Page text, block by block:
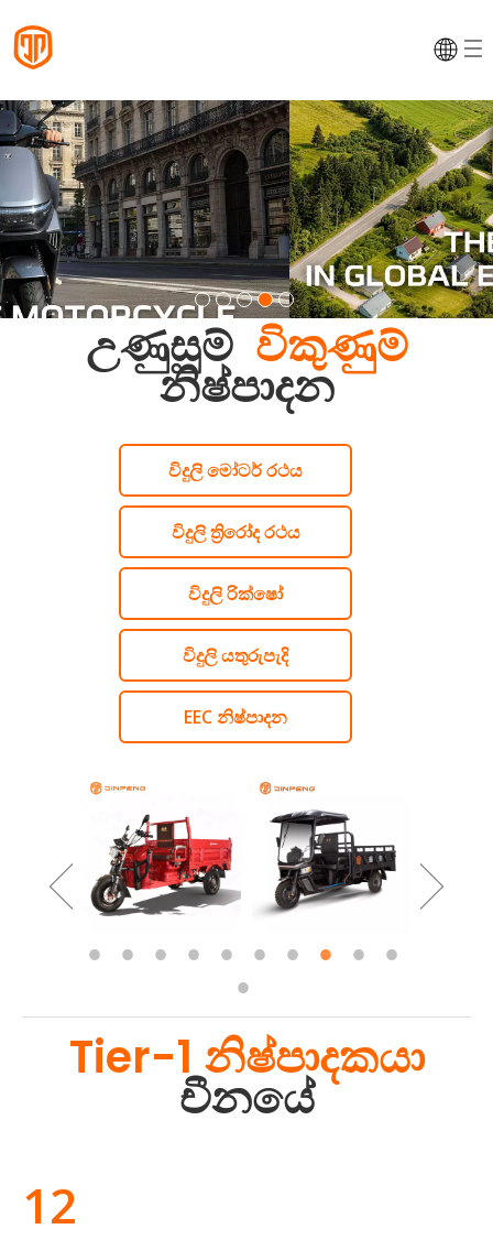
උණුසුම් විකුණුම්
නිෂ්පාදන
විදුලි මෝටර් රථය
විදුලි ත්‍රිරෝද රථය
විදුලි රික්ෂෝ
විදුලි යතුරුපැදි
EEC නිෂ්පාදන
Tier-1 නිෂ්පාදකයා
චීනයේ
12